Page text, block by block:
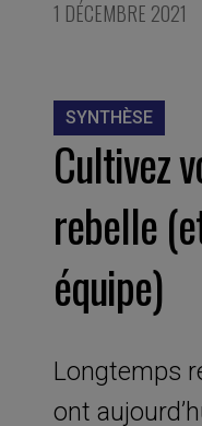
1 DÉCEMBRE 2021
SYNTHÈSE
Cultivez
rebelle
équipe)
Longtemps
ont